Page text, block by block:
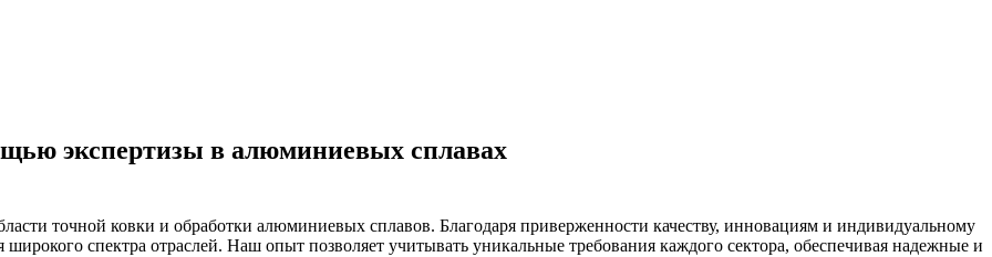
экспертизы в алюминиевых сплавах
точной ковки и обработки алюминиевых сплавов. Благодаря приверженности качеству, инновациям и индивидуальному
спектра отраслей. Наш опыт позволяет учитывать уникальные требования каждого сектора, обеспечивая надежные и